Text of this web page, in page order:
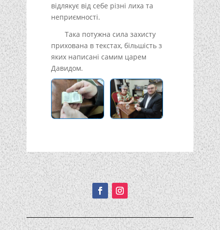
відлякує від себе різні лиха та
неприємності.
Така потужна сила захисту
прихована в текстах, більшість з
яких написані самим царем
Давидом.
Подписывайтесь!